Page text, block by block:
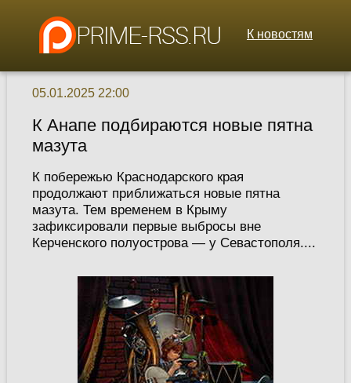
К новостям
05.01.2025 22:00
К Анапе подбираются новые пятна
мазута
К побережью Краснодарского края
продолжают приближаться новые пятна
мазута. Тем временем в Крыму
зафиксировали первые выбросы вне
Керченского полуострова — у Севастополя....